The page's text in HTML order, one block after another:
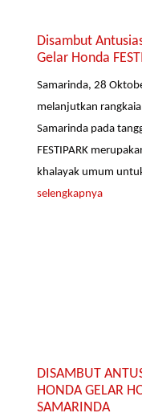
Disambut
Gelar Honda
Samarinda, 28
melanjutkan
Samarinda pada
FESTIPARK
khalayak umum
selengkapnya
DISAMBUT
HONDA GELAR
SAMARINDA